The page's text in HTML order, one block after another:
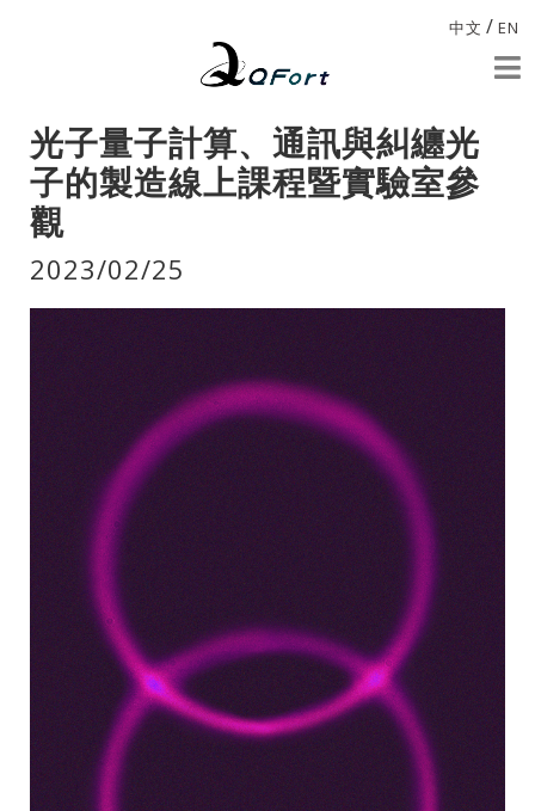
中文 / EN
光子量子計算、通訊與糾纏光
子的製造線上課程暨實驗室參
觀
2023/02/25